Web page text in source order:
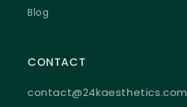
Blog
CONTACT
contact@24kaesthetics.com